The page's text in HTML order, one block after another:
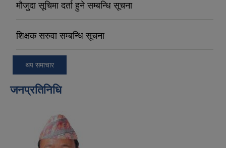
मौजुदा सूचिमा दर्ता हुने सम्बन्धि सूचना
शिक्षक सरुवा सम्बन्धि सूचना
थप समाचार
जनप्रतिनिधि